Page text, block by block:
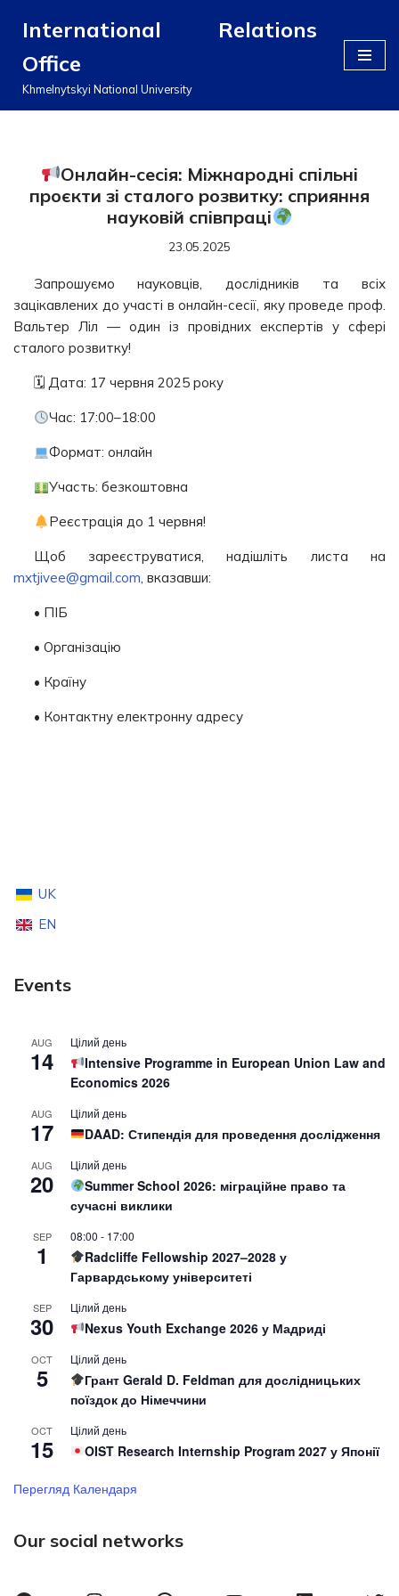
до
вмісту
International Relations
Office
Khmelnytskyi National University
Онлайн-сесія: Міжнародні спільні
проєкти зі сталого розвитку: сприяння
науковій співпраці
23.05.2025
Запрошуємо науковців, дослідників та всіх
зацікавлених до участі в онлайн-сесії, яку проведе проф.
Вальтер Ліл — один із провідних експертів у сфері
сталого розвитку!
🗓 Дата: 17 червня 2025 року
Час: 17:00–18:00
Формат: онлайн
Участь: безкоштовна
Реєстрація до 1 червня!
Щоб зареєструватися, надішліть листа на
mxtjivee@gmail.com, вказавши:
• ПІБ
• Організацію
• Країну
• Контактну електронну адресу
UK
EN
Events
AUG
14
Цілий день
Intensive Programme in European Union Law and
Economics 2026
AUG
17
Цілий день
DAAD: Стипендія для проведення дослідження
AUG
20
Цілий день
Summer School 2026: міграційне право та
сучасні виклики
SEP
1
08:00 - 17:00
Radcliffe Fellowship 2027–2028 у
Гарвардському університеті
SEP
30
Цілий день
Nexus Youth Exchange 2026 у Мадриді
OCT
5
Цілий день
Грант Gerald D. Feldman для дослідницьких
поїздок до Німеччини
OCT
15
Цілий день
OIST Research Internship Program 2027 у Японії
Перегляд Календаря
Our social networks